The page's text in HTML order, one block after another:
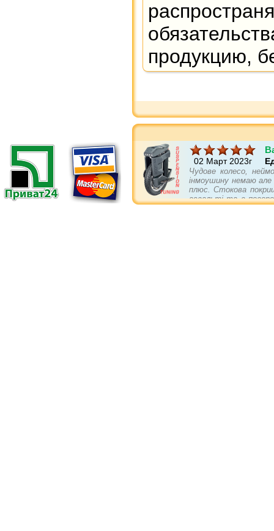
продукцию,
02 Март 2023г
Чудове колесо,
інмоушину немаю але
плюс. Стокова
асвальті та в